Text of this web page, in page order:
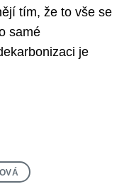
tím, že to vše se
samé
je